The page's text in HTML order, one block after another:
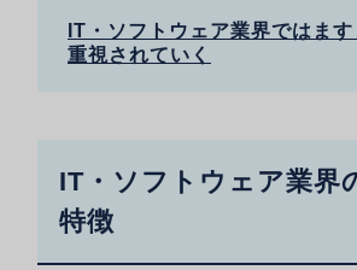
IT・ソフトウェア業界ではま
重視されていく
IT・ソフトウェア業界
特徴